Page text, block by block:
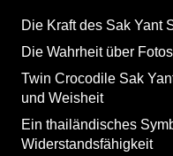
Die Kraft des Sak Yant
Die Wahrheit über
Twin Crocodile Sak
und Weisheit
Ein thailändisches
Widerstandsfähigkeit